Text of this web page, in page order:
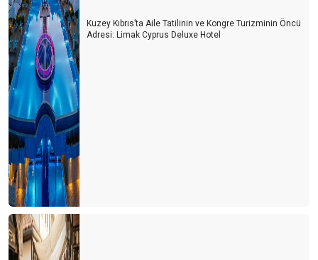
Kuzey Kıbrıs’ta Aile Tatilinin ve Kongre Turizminin Öncü
Adresi: Limak Cyprus Deluxe Hotel